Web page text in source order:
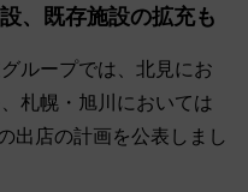
、既存施設の拡充も
ループでは、北見にお
札幌・旭川においては
出店の計画を公表しまし